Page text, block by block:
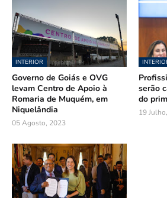
INTERIOR
Governo de Goiás e OVG
levam Centro de Apoio à
Romaria de Muquém, em
Niquelândia
05 Agosto, 2023
serão
do
19